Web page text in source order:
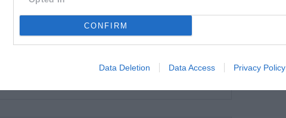
CONFIRM
Data Deletion Data Access Privacy Policy